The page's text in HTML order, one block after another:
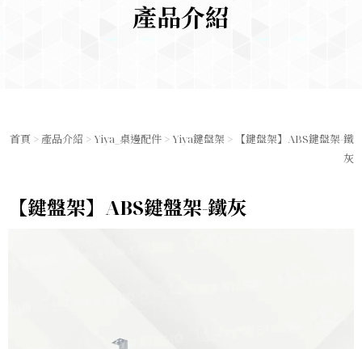
產品介紹
首頁 > 產品介紹 > Yiya_桌邊配件 > Yiya鍵盤架 > 【鍵盤架】ABS鍵盤架-鐵
灰
【鍵盤架】ABS鍵盤架-鐵灰